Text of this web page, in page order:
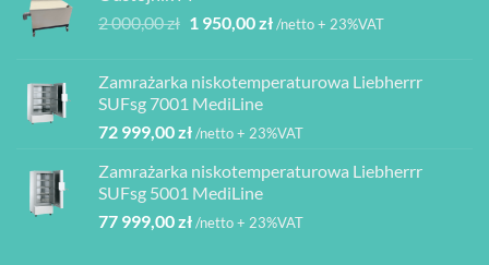
840,00 zł
080,00 zł
2 000,00zł Pierwotna
2
000,00 zł.
1 950,00złAktualna
1
/netto + 23%VAT
Zamrażarka niskotemperaturowa Liebherrr
SUFsg 7001 MediLine
72 999,00zł/netto + 23%VAT
Zamrażarka niskotemperaturowa Liebherrr
SUFsg 5001 MediLine
77 999,00zł/netto + 23%VAT